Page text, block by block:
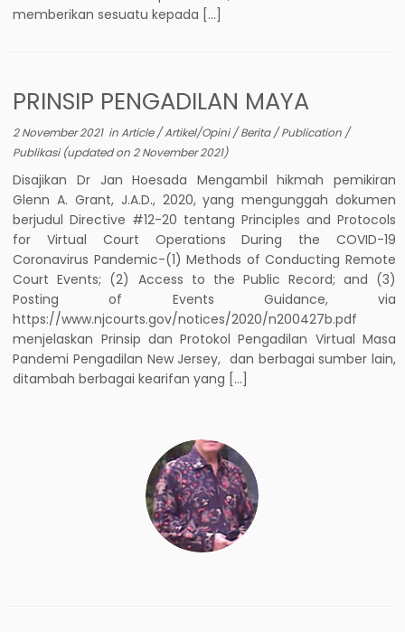
memberikan sesuatu kepada […]
PRINSIP PENGADILAN MAYA
2 November 2021inArticle/Artikel/Opini/Berita/Publication /
Publikasi(updated on2 November 2021)
Disajikan Dr Jan Hoesada Mengambil hikmah pemikiran
Glenn A. Grant, J.A.D., 2020, yang mengunggah dokumen
berjudul Directive #12-20 tentang Principles and Protocols
for Virtual Court Operations During the COVID-19
Coronavirus Pandemic-(1) Methods of Conducting Remote
Court Events; (2) Access to the Public Record; and (3)
Posting of Events Guidance, via
https://www.njcourts.gov/notices/2020/n200427b.pdf
menjelaskan Prinsip dan Protokol Pengadilan Virtual Masa
Pandemi Pengadilan New Jersey, dan berbagai sumber lain,
ditambah berbagai kearifan yang […]